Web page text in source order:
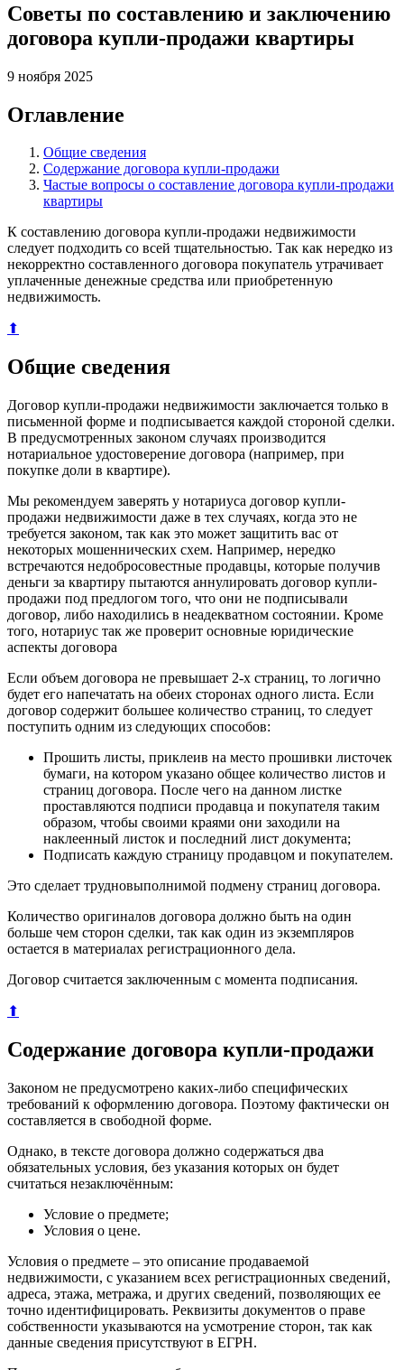
Советы по составлению и заключению
договора купли-продажи квартиры
9 ноября 2025
Оглавление
Общие сведения
Содержание договора купли-продажи
Частые вопросы о составление договора купли-продажи
квартиры
К составлению договора купли-продажи недвижимости
следует подходить со всей тщательностью. Так как нередко из
некорректно составленного договора покупатель утрачивает
уплаченные денежные средства или приобретенную
недвижимость.
⬆
Общие сведения
Договор купли-продажи недвижимости заключается только в
письменной форме и подписывается каждой стороной сделки.
В предусмотренных законом случаях производится
нотариальное удостоверение договора (например, при
покупке доли в квартире).
Мы рекомендуем заверять у нотариуса договор купли-
продажи недвижимости даже в тех случаях, когда это не
требуется законом, так как это может защитить вас от
некоторых мошеннических схем. Например, нередко
встречаются недобросовестные продавцы, которые получив
деньги за квартиру пытаются аннулировать договор купли-
продажи под предлогом того, что они не подписывали
договор, либо находились в неадекватном состоянии. Кроме
того, нотариус так же проверит основные юридические
аспекты договора
Если объем договора не превышает 2-х страниц, то логично
будет его напечатать на обеих сторонах одного листа. Если
договор содержит большее количество страниц, то следует
поступить одним из следующих способов:
Прошить листы, приклеив на место прошивки листочек
бумаги, на котором указано общее количество листов и
страниц договора. После чего на данном листке
проставляются подписи продавца и покупателя таким
образом, чтобы своими краями они заходили на
наклеенный листок и последний лист документа;
Подписать каждую страницу продавцом и покупателем.
Это сделает трудновыполнимой подмену страниц договора.
Количество оригиналов договора должно быть на один
больше чем сторон сделки, так как один из экземпляров
остается в материалах регистрационного дела.
Договор считается заключенным с момента подписания.
⬆
Содержание договора купли-продажи
Законом не предусмотрено каких-либо специфических
требований к оформлению договора. Поэтому фактически он
составляется в свободной форме.
Однако, в тексте договора должно содержаться два
обязательных условия, без указания которых он будет
считаться незаключённым:
Условие о предмете;
Условия о цене.
Условия о предмете – это описание продаваемой
недвижимости, с указанием всех регистрационных сведений,
адреса, этажа, метража, и других сведений, позволяющих ее
точно идентифицировать. Реквизиты документов о праве
собственности указываются на усмотрение сторон, так как
данные сведения присутствуют в ЕГРН.